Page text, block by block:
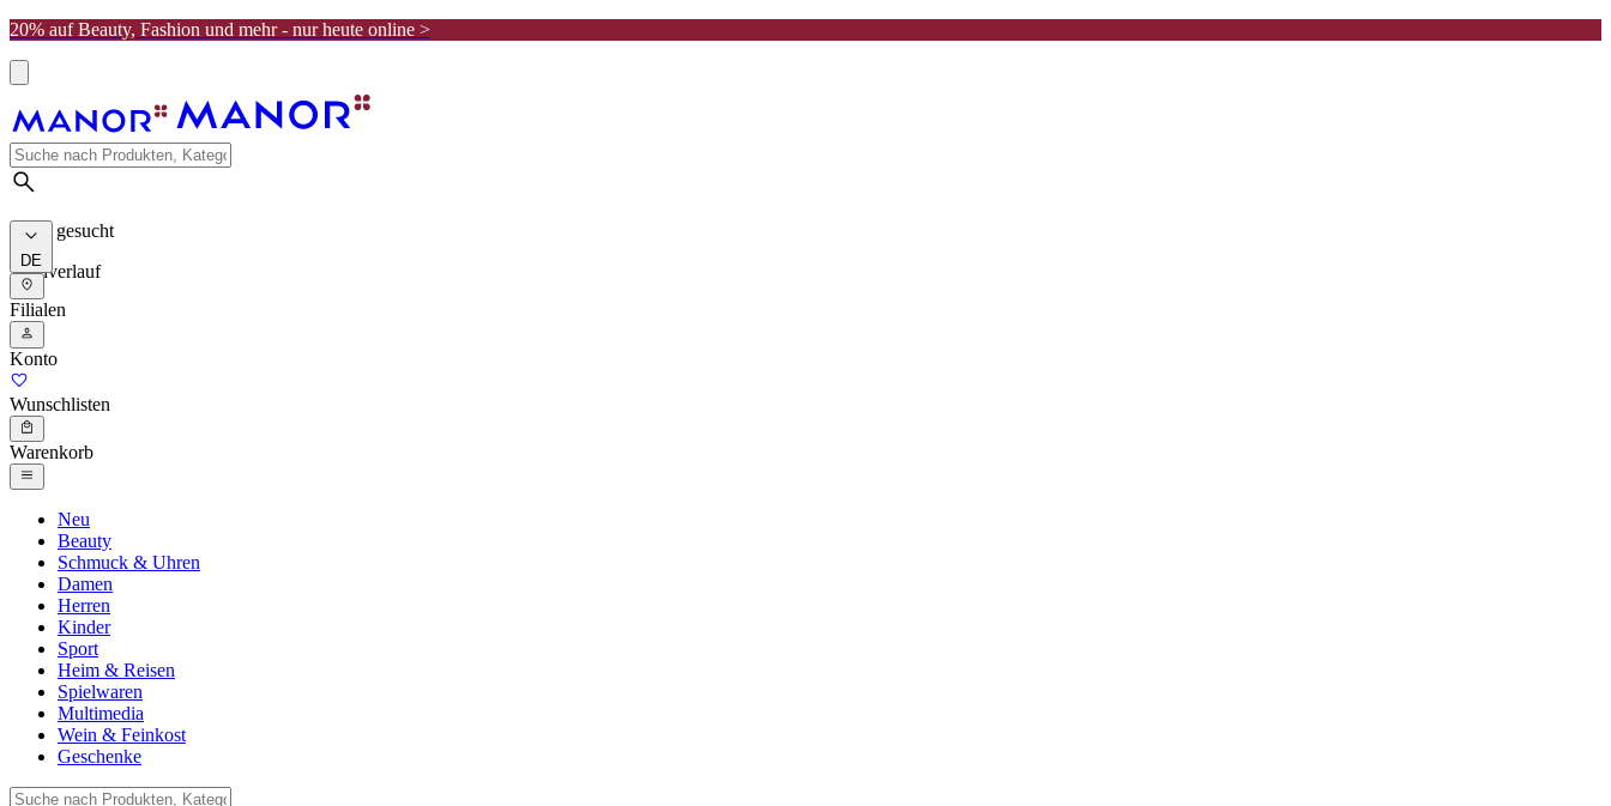
20% auf Beauty, Fashion und mehr - nur heute online >
Meist gesucht
Suchverlauf
DE
Filialen
Konto
Wunschlisten
Warenkorb
Neu
Beauty
Schmuck & Uhren
Damen
Herren
Kinder
Sport
Heim & Reisen
Spielwaren
Multimedia
Wein & Feinkost
Geschenke